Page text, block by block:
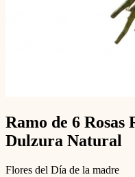
Ramo de 6 Rosas
Dulzura Natural
Flores del Día de la madre